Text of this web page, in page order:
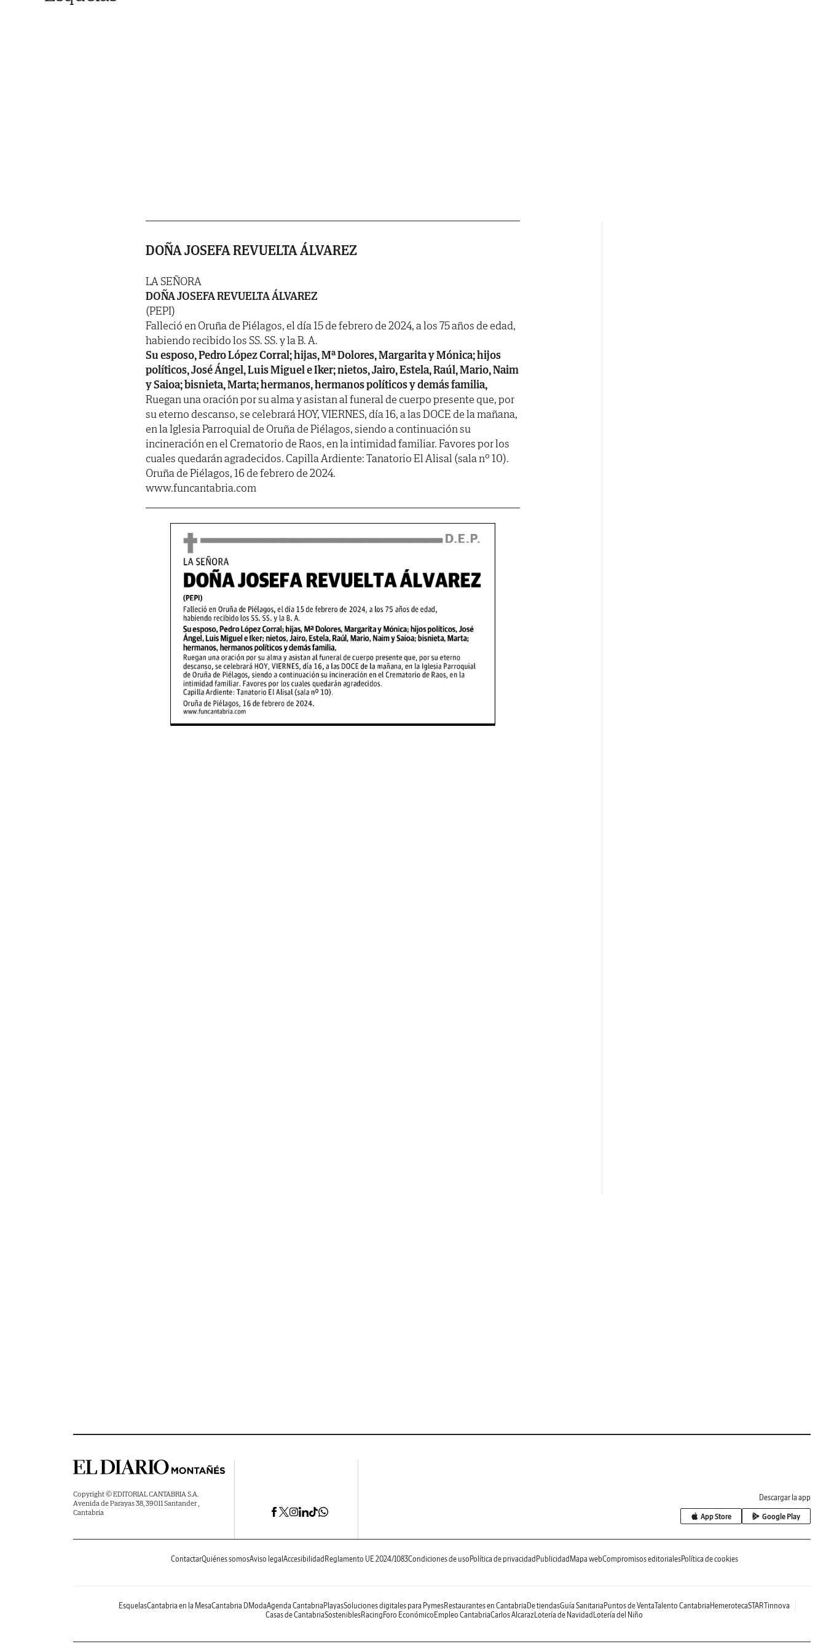
DOÑA JOSEFA REVUELTA ÁLVAREZ
LA SEÑORA
DOÑA JOSEFA REVUELTA ÁLVAREZ
(PEPI)
Falleció en Oruña de Piélagos, el día 15 de febrero de 2024, a los 75 años de edad,
habiendo recibido los SS. SS. y la B. A.
Su esposo, Pedro López Corral; hijas, Mª Dolores, Margarita y Mónica; hijos
políticos, José Ángel, Luis Miguel e Iker; nietos, Jairo, Estela, Raúl, Mario, Naim
y Saioa; bisnieta, Marta; hermanos, hermanos políticos y demás familia,
Ruegan una oración por su alma y asistan al funeral de cuerpo presente que, por
su eterno descanso, se celebrará HOY, VIERNES, día 16, a las DOCE de la mañana,
en la Iglesia Parroquial de Oruña de Piélagos, siendo a continuación su
incineración en el Crematorio de Raos, en la intimidad familiar. Favores por los
cuales quedarán agradecidos. Capilla Ardiente: Tanatorio El Alisal (sala nº 10).
Oruña de Piélagos, 16 de febrero de 2024.
www.funcantabria.com
Copyright © EDITORIAL CANTABRIA S.A.
Avenida de Parayas 38, 39011 Santander ,
Cantabria
Descargar la app
App Store Google Play
ContactarQuiénes somosAviso legal Accesibilidad Reglamento UE 2024/1083Condiciones de uso Política de privacidad Publicidad Mapa webCompromisos editorialesPolítica de cookies
EsquelasCantabria en la MesaCantabria DModaAgenda Cantabria PlayasSoluciones digitales para PymesRestaurantes en Cantabria De tiendasGuía Sanitaria Puntos de VentaTalento Cantabria HemerotecaSTARTinnova
Casas de CantabriaSosteniblesRacing Foro Económico Empleo CantabriaCarlos AlcarazLotería de Navidad Lotería del Niño